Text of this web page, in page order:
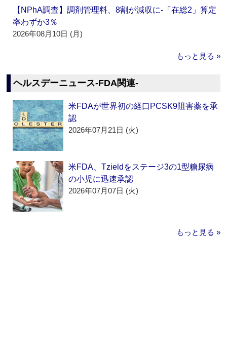
【NPhA調査】調剤管理料、8割が減収に‐「在総2」算定
率わずか3％
2026年08月10日 (月)
もっと見る »
ヘルスデーニュース‐FDA関連‐
米FDAが世界初の経口PCSK9阻害薬を承
認
2026年07月21日 (火)
米FDA、Tzieldをステージ3の1型糖尿病
の小児に迅速承認
2026年07月07日 (火)
もっと見る »